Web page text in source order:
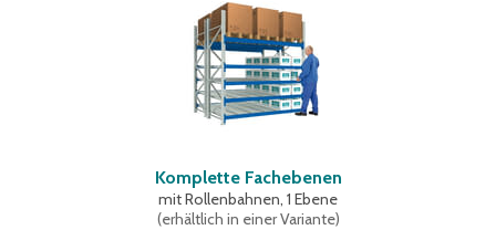
Komplette Fachebenen
mit Rollenbahnen, 1 Ebene
(erhältlich in einer Variante)